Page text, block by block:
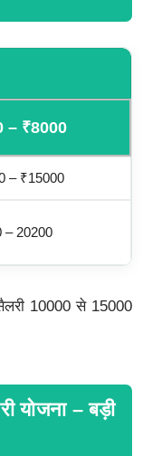
– ₹8000
– ₹15000
– 20200
10000 से 15000
योजना – बड़ी